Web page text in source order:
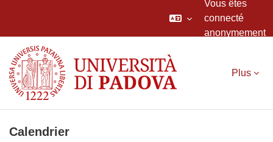
Vous êtes
connecté
anonymement
Plus
Calendrier